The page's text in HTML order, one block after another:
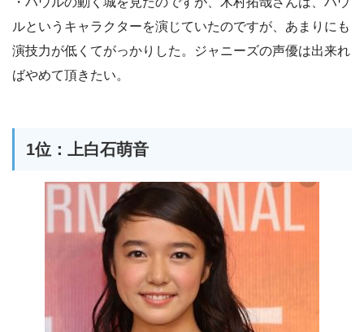
ルというキャラクターを演じていたのですが、あまりにも
演技力が低くてがっかりした。ジャニーズの声優は出来れ
ばやめて頂きたい。
1位：上白石萌音